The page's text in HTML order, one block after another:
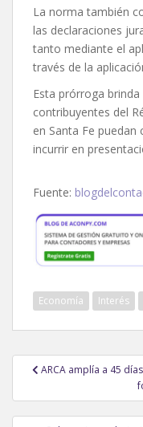
La norma también
las declaraciones
tanto mediante el
través de la
Esta prórroga
contribuyentes del
en Santa Fe puedan
incurrir en
Fuente:
Economía Interés
Navegación
entradas
ARCA amplía a 45